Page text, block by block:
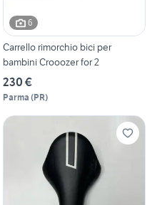
6
Carrello rimorchio bici per
bambini Crooozer for 2
230 €
Parma (PR)